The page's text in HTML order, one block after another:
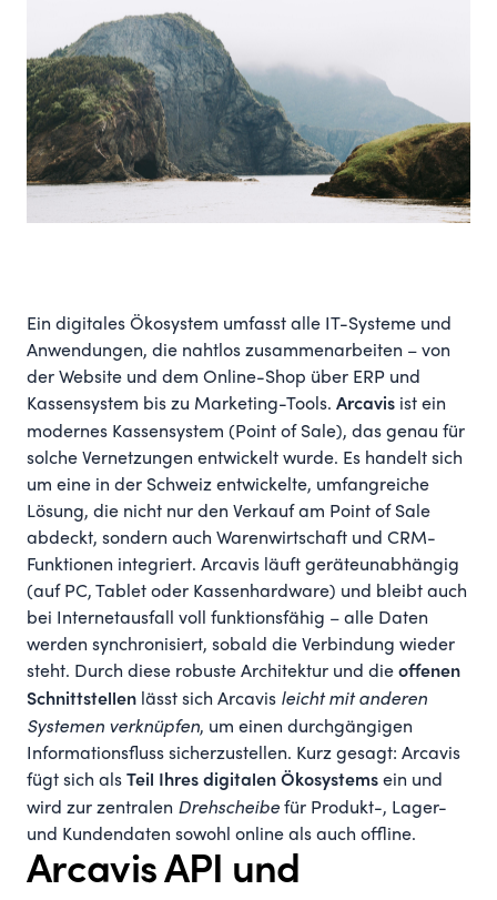
Ein digitales Ökosystem umfasst alle IT-Systeme und
Anwendungen, die nahtlos zusammenarbeiten – von
der Website und dem Online-Shop über ERP und
Kassensystem bis zu Marketing-Tools. Arcavis ist ein
modernes Kassensystem (Point of Sale), das genau für
solche Vernetzungen entwickelt wurde. Es handelt sich
um eine in der Schweiz entwickelte, umfangreiche
Lösung, die nicht nur den Verkauf am Point of Sale
abdeckt, sondern auch Warenwirtschaft und CRM-
Funktionen integriert. Arcavis läuft geräteunabhängig
(auf PC, Tablet oder Kassenhardware) und bleibt auch
bei Internetausfall voll funktionsfähig – alle Daten
werden synchronisiert, sobald die Verbindung wieder
steht. Durch diese robuste Architektur und die offenen
Schnittstellen lässt sich Arcavis leicht mit anderen
Systemen verknüpfen, um einen durchgängigen
Informationsfluss sicherzustellen. Kurz gesagt: Arcavis
fügt sich als Teil Ihres digitalen Ökosystems ein und
wird zur zentralen Drehscheibe für Produkt-, Lager-
und Kundendaten sowohl online als auch offline.
Arcavis API und